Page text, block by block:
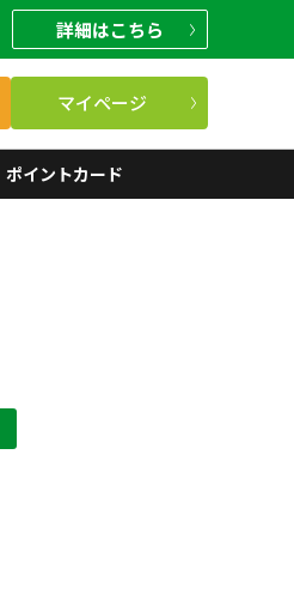
詳細はこちら
マイページ
ポイントカード